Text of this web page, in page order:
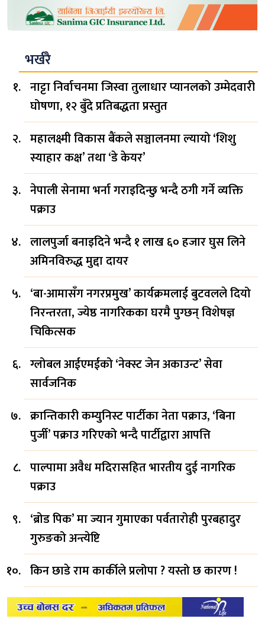
भर्खरै
नाट्टा निर्वाचनमा जिस्वा तुलाधार प्यानलको उम्मेदवारी
घोषणा, १२ बुँदे प्रतिबद्धता प्रस्तुत
महालक्ष्मी विकास बैंकले सञ्चालनमा ल्यायो ‘शिशु
स्याहार कक्ष’ तथा ‘डे केयर’
नेपाली सेनामा भर्ना गराइदिन्छु भन्दै ठगी गर्ने व्यक्ति
पक्राउ
लालपुर्जा बनाइदिने भन्दै १ लाख ६० हजार घुस लिने
अमिनविरुद्ध मुद्दा दायर
‘बा-आमासँग नगरप्रमुख’ कार्यक्रमलाई बुटवलले दियो
निरन्तरता, ज्येष्ठ नागरिकका घरमै पुग्छन् विशेषज्ञ
चिकित्सक
ग्लोबल आईएमईको ‘नेक्स्ट जेन अकाउन्ट’ सेवा
सार्वजनिक
क्रान्तिकारी कम्युनिस्ट पार्टीका नेता पक्राउ, ‘बिना
पुर्जी’ पक्राउ गरिएको भन्दै पार्टीद्वारा आपत्ति
पाल्पामा अवैध मदिरासहित भारतीय दुई नागरिक
पक्राउ
‘ब्रोड पिक’ मा ज्यान गुमाएका पर्वतारोही पुरबहादुर
गुरुङको अन्त्येष्टि
किन छाडे राम कार्कीले प्रलोपा ? यस्तो छ कारण !